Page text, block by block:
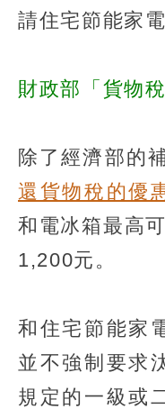
請住宅節能家電
財政部「貨物
除了經濟部的
還貨物稅的優
和電冰箱最高
1,200元。
和住宅節能家
並不強制要求
規定的一級或